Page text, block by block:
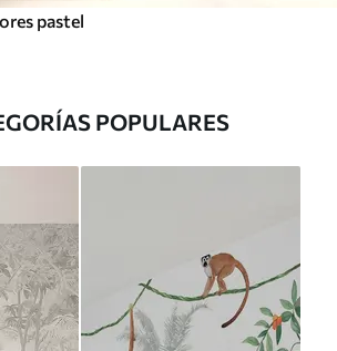
pastel
POPULARES